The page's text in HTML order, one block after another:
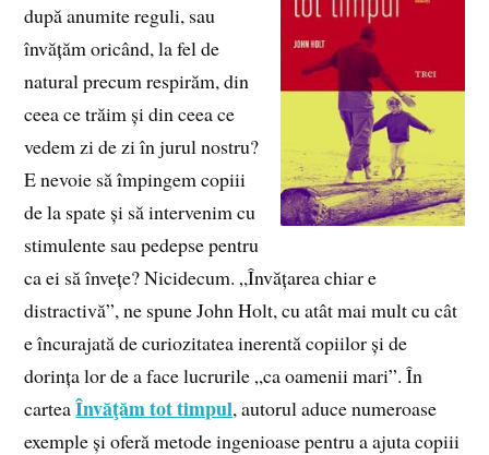
după anumite reguli, sau
învățăm oricând, la fel de
natural precum respirăm, din
ceea ce trăim și din ceea ce
vedem zi de zi în jurul nostru?
E nevoie să împingem copiii
de la spate și să intervenim cu
stimulente sau pedepse pentru
ca ei să învețe? Nicidecum. „Învățarea chiar e
distractivă”, ne spune John Holt, cu atât mai mult cu cât
e încurajată de curiozitatea inerentă copiilor și de
dorința lor de a face lucrurile „ca oamenii mari”. În
carteaÎnvăţăm tot timpul, autorul aduce numeroase
exemple și oferă metode ingenioase pentru a ajuta copiii